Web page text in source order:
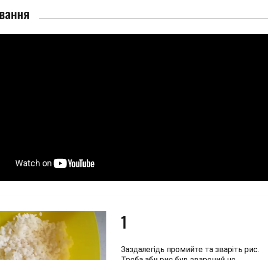
1
Заздалегідь промийте та зваріть рис.